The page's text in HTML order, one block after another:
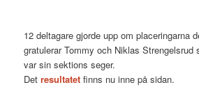
12 deltagare gjorde upp om placeringarna
gratulerar Tommy och Niklas
var sin sektions seger.
Detresultatet finns nu inne på sidan.